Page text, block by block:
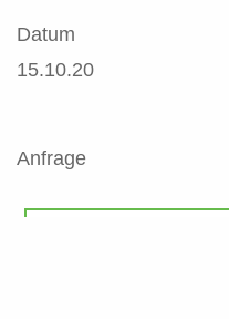
Datum
15.10.20
Anfrage